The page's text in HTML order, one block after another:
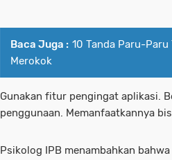
Baca Juga : 10 Tanda Paru-
Merokok
Gunakan fitur pengingat aplikasi.
penggunaan. Memanfaatkannya
Psikolog IPB menambahkan